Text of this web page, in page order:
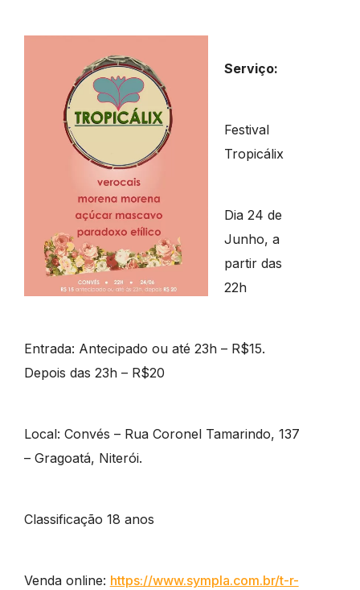
Serviço:
Festival
Tropicálix
Dia 24 de
Junho, a
partir das
22h
Entrada: Antecipado ou até 23h – R$15.
Depois das 23h – R$20
Local: Convés – Rua Coronel Tamarindo, 137
– Gragoatá, Niterói.
Classificação 18 anos
Venda online: https://www.sympla.com.br/t-r-